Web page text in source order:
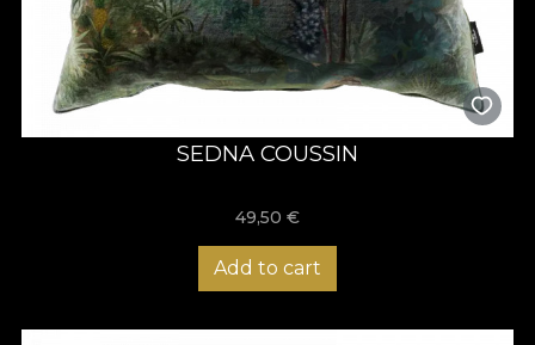
SEDNA COUSSIN
49,50 €
Add to cart